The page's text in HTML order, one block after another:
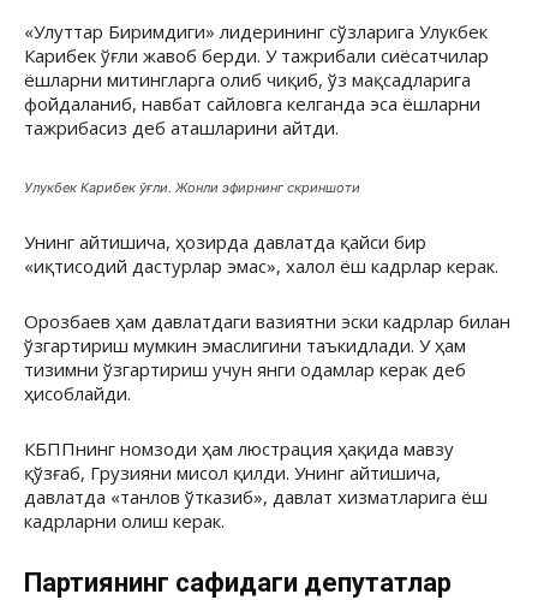
«Улуттар Биримдиги» лидерининг сўзларига Улукбек
Карибек ўғли жавоб берди. У тажрибали сиёсатчилар
ёшларни митингларга олиб чиқиб, ўз мақсадларига
фойдаланиб, навбат сайловга келганда эса ёшларни
тажрибасиз деб аташларини айтди.
Улукбек Карибек ўғли. Жонли эфирнинг скриншоти
Унинг айтишича, ҳозирда давлатда қайси бир
«иқтисодий дастурлар эмас», халол ёш кадрлар керак.
Орозбаев ҳам давлатдаги вазиятни эски кадрлар билан
ўзгартириш мумкин эмаслигини таъкидлади. У ҳам
тизимни ўзгартириш учун янги одамлар керак деб
ҳисоблайди.
КБППнинг номзоди ҳам люстрация ҳақида мавзу
қўзғаб, Грузияни мисол қилди. Унинг айтишича,
давлатда «танлов ўтказиб», давлат хизматларига ёш
кадрларни олиш керак.
Партиянинг сафидаги депутатлар